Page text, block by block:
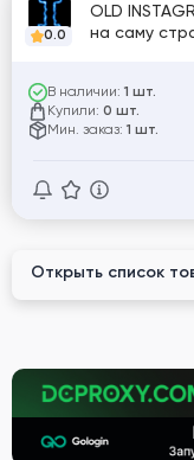
0.0
OLD
на саму
В наличии: 1 шт.
Купили: 0 шт.
Мин. заказ: 1 шт.
Открыть список